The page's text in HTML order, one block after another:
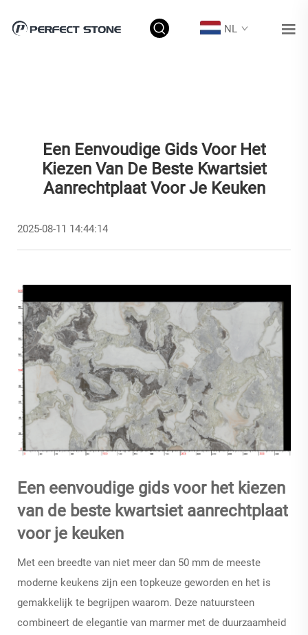
NL
Een Eenvoudige Gids Voor Het
Kiezen Van De Beste Kwartsiet
Aanrechtplaat Voor Je Keuken
2025-08-11 14:44:14
Een eenvoudige gids voor het kiezen
van de beste kwartsiet aanrechtplaat
voor je keuken
Met een breedte van niet meer dan 50 mm de meeste
moderne keukens zijn een topkeuze geworden en het is
gemakkelijk te begrijpen waarom. Deze natuursteen
combineert de elegantie van marmer met de duurzaamheid